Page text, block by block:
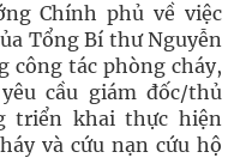
Chính phủ về việc
Tổng Bí thư Nguyễn
công tác phòng cháy,
cầu giám đốc/thủ
triển khai thực hiện
và cứu nạn cứu hộ